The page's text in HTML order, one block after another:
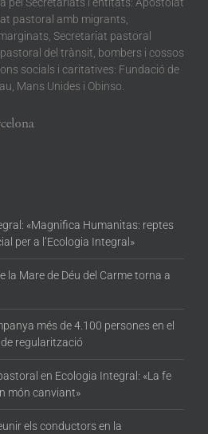
pel Secretariats i entitats: Apostolat
pastoral amb migrants,
Secretariat pastoral
del trànsit, bombers i cossos
socials i caritatives: Fundació de
Mans Unides i Obinso.
«Magnifica Humanitas: reptes
per a l’Ecologia Integral»
la Mare de Déu del Carme torna a
més de 4.100 persones en el
regularització
en Ecologia Integral: «La fe
món canviant»
els conductors en la